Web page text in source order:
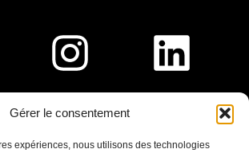
Gérer le consentement
expériences, nous utilisons des technologies